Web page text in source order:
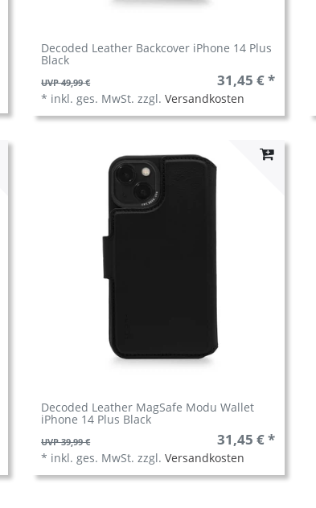
Decoded Leather Backcover iPhone 14 Plus
Black
UVP 49,99 € 31,45 € *
* inkl. ges. MwSt. zzgl.Versandkosten
Decoded Leather MagSafe Modu Wallet
iPhone 14 Plus Black
UVP 39,99 € 31,45 € *
* inkl. ges. MwSt. zzgl.Versandkosten